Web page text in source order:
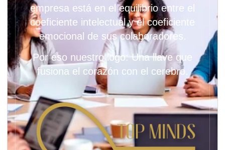
empresa está en el equilibrio entre el
coeficiente intelectual y el coeficiente
emocional de sus colaboradores.
Por eso nuestro logo: Una llave que
fusiona el corazón con el cerebro.